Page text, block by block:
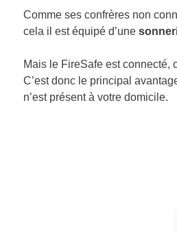
Comme ses confrères non
cela il est équipé d’une
Mais le FireSafe est connecté,
C’est donc le principal
n’est présent à votre domicile.